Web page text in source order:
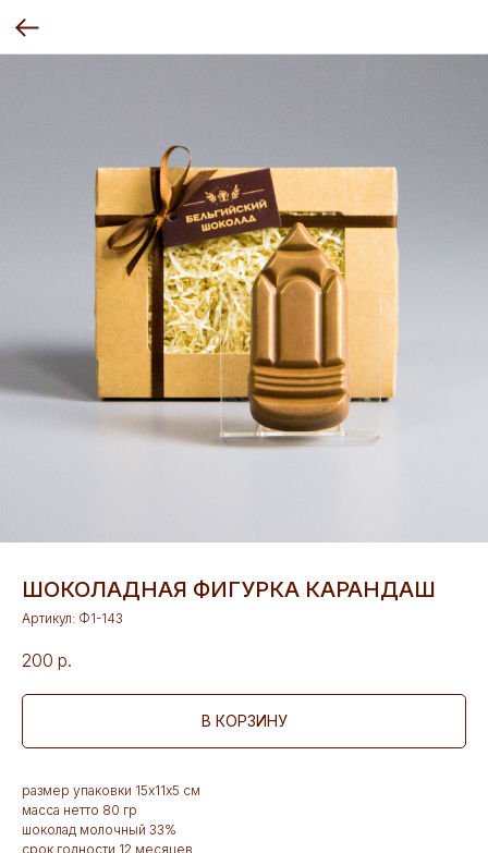
ШОКОЛАДНАЯ ФИГУРКА КАРАНДАШ
Артикул: Ф1-143
200 р.
В КОРЗИНУ
размер упаковки 15х11х5 см
масса нетто 80 гр
шоколад молочный 33%
срок годности 12 месяцев